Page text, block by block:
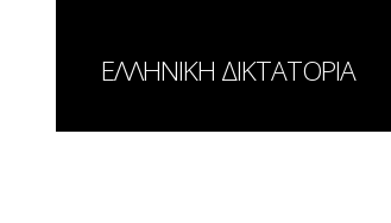
ΕΛΛΗΝΙΚΗ ΔΙΚΤΑΤΟΡΙΑ